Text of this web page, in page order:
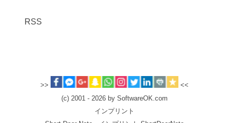
RSS
>>
<<
(c) 2001 - 2026 by SoftwareOK.com
インプリント